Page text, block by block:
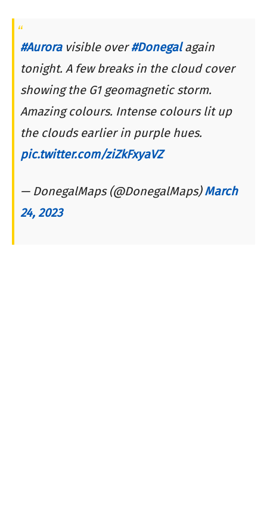
#Auroravisible over#Donegalagain
tonight. A few breaks in the cloud cover
showing the G1 geomagnetic storm.
Amazing colours. Intense colours lit up
the clouds earlier in purple hues.
pic.twitter.com/ziZkFxyaVZ
— DonegalMaps (@DonegalMaps)March
24, 2023